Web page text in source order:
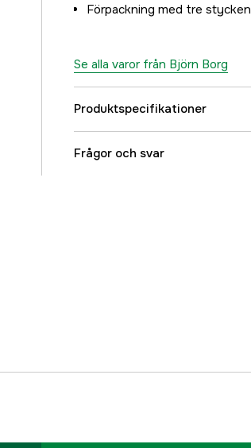
Förpackning med tre stycken
Se alla varor från Björn Borg
Produktspecifikationer
Färgton
Frågor och svar